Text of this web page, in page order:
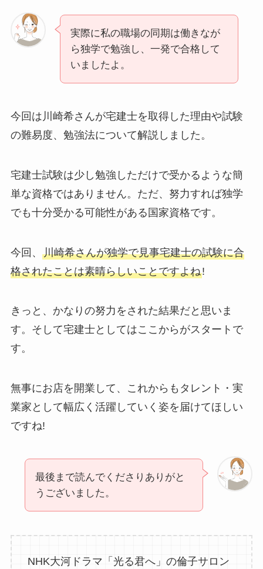
実際に私の職場の同期は働きなが
ら独学で勉強し、一発で合格して
いましたよ。
今回は川崎希さんが宅建士を取得した理由や試験
の難易度、勉強法について解説しました。
宅建士試験は少し勉強しただけで受かるような簡
単な資格ではありません。ただ、努力すれば独学
でも十分受かる可能性がある国家資格です。
今回、 川崎希さんが独学で見事宅建士の試験に合
格されたことは素晴らしいことですよね!
きっと、かなりの努力をされた結果だと思いま
す。そして宅建士としてはここからがスタートで
す。
無事にお店を開業して、これからもタレント・実
業家として幅広く活躍していく姿を届けてほしい
ですね!
最後まで読んでくださりありがと
うございました。
NHK大河ドラマ「光る君へ」の倫子サロン